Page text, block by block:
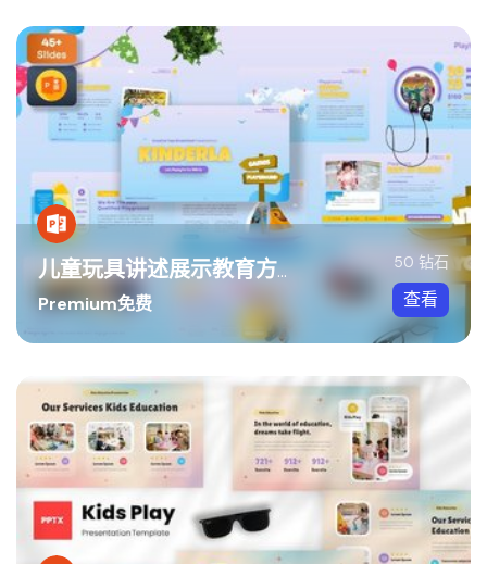
儿童玩具讲述展示教育方案PPT模板
Premium免费
50 钻石
查看